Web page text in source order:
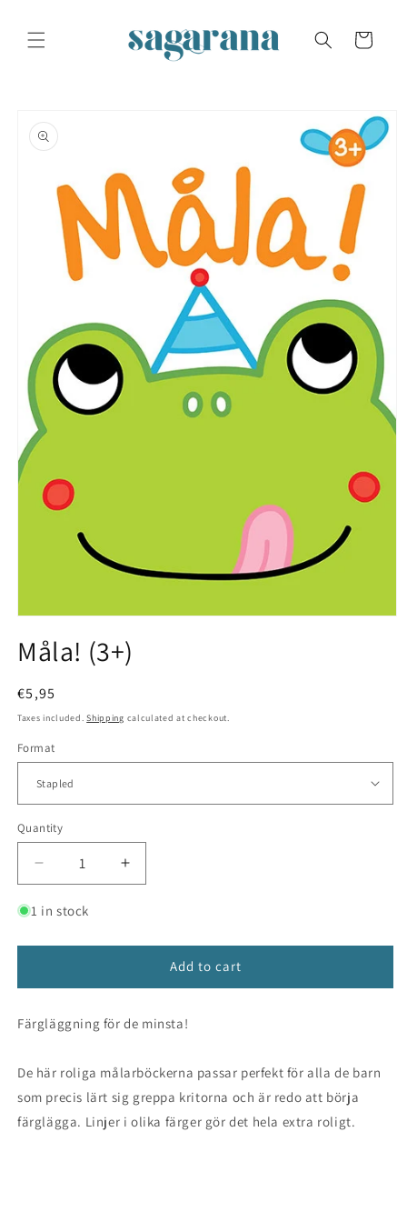
content
Cart
product
information
1
in
Måla! (3+)
Regular
price
€5,95
Taxes included.Shipping calculated at checkout.
Format
Quantity
Decrease
quantity
for
(3+)
Increase
quantity
(3+)
1 in stock
Add to cart
Färgläggning för de minsta!
De här roliga målarböckerna passar perfekt för alla de barn
som precis lärt sig greppa kritorna och är redo att börja
färglägga. Linjer i olika färger gör det hela extra roligt.